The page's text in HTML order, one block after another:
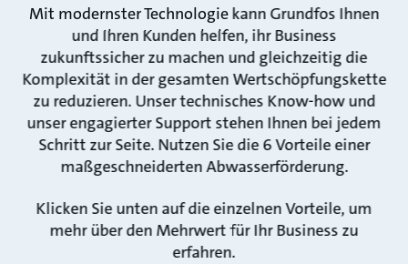
Mit modernster Technologie kann Grundfos Ihnen
und Ihren Kunden helfen, ihr Business
zukunftssicher zu machen und gleichzeitig die
Komplexität in der gesamten Wertschöpfungskette
zu reduzieren. Unser technisches Know-how und
unser engagierter Support stehen Ihnen bei jedem
Schritt zur Seite. Nutzen Sie die 6 Vorteile einer
maßgeschneiderten Abwasserförderung.
Klicken Sie unten auf die einzelnen Vorteile, um
mehr über den Mehrwert für Ihr Business zu
erfahren.